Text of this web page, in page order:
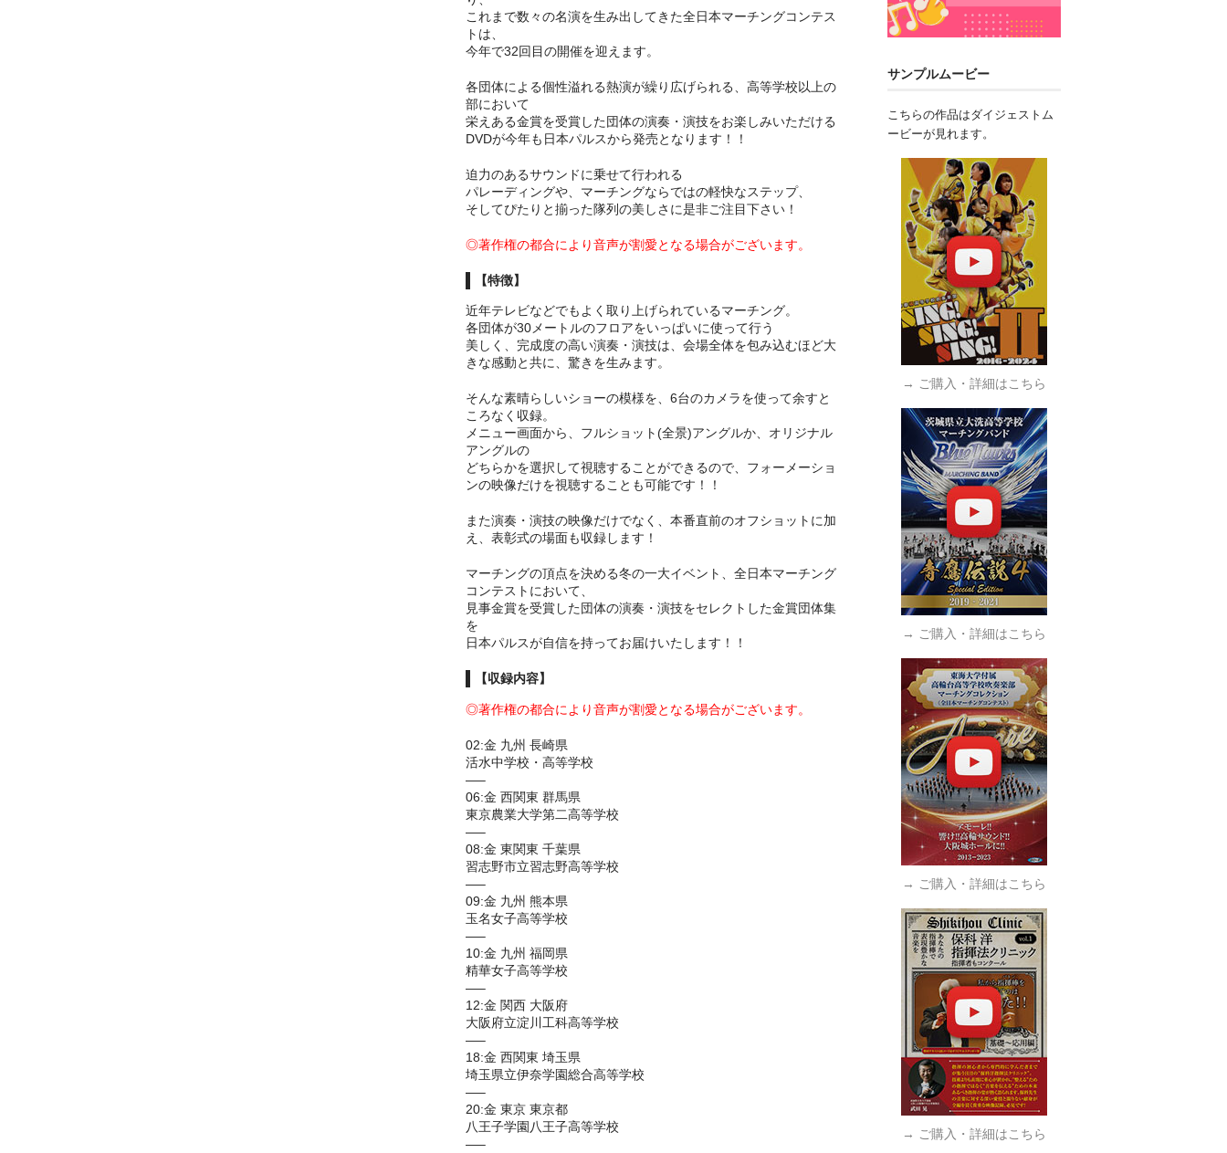
これまで数々の名演を生み出してきた全日本マーチングコンテス
トは、
今年で32回目の開催を迎えます。
各団体による個性溢れる熱演が繰り広げられる、高等学校以上の
部において
栄えある金賞を受賞した団体の演奏・演技をお楽しみいただける
DVDが今年も日本パルスから発売となります！！
迫力のあるサウンドに乗せて行われる
パレーディングや、マーチングならではの軽快なステップ、
そしてぴたりと揃った隊列の美しさに是非ご注目下さい！
◎著作権の都合により音声が割愛となる場合がございます。
【特徴】
近年テレビなどでもよく取り上げられているマーチング。
各団体が30メートルのフロアをいっぱいに使って行う
美しく、完成度の高い演奏・演技は、会場全体を包み込むほど大
きな感動と共に、驚きを生みます。
そんな素晴らしいショーの模様を、6台のカメラを使って余すと
ころなく収録。
メニュー画面から、フルショット(全景)アングルか、オリジナル
アングルの
どちらかを選択して視聴することができるので、フォーメーショ
ンの映像だけを視聴することも可能です！！
また演奏・演技の映像だけでなく、本番直前のオフショットに加
え、表彰式の場面も収録します！
マーチングの頂点を決める冬の一大イベント、全日本マーチング
コンテストにおいて、
見事金賞を受賞した団体の演奏・演技をセレクトした金賞団体集
を
日本パルスが自信を持ってお届けいたします！！
【収録内容】
◎著作権の都合により音声が割愛となる場合がございます。
02:金 九州 長崎県
活水中学校・高等学校
—–
06:金 西関東 群馬県
東京農業大学第二高等学校
—–
08:金 東関東 千葉県
習志野市立習志野高等学校
—–
09:金 九州 熊本県
玉名女子高等学校
—–
10:金 九州 福岡県
精華女子高等学校
—–
12:金 関西 大阪府
大阪府立淀川工科高等学校
—–
18:金 西関東 埼玉県
埼玉県立伊奈学園総合高等学校
—–
20:金 東京 東京都
八王子学園八王子高等学校
—–
サンプルムービー
こちらの作品はダイジェストム
ービーが見れます。
→ ご購入・詳細はこちら
→ ご購入・詳細はこちら
→ ご購入・詳細はこちら
→ ご購入・詳細はこちら